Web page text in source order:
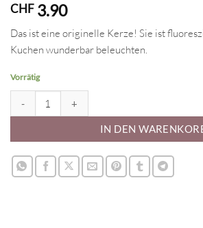
CHF 3.90
Das ist eine originelle Kerze! Sie ist
Kuchen wunderbar beleuchten.
Vorrätig
IN DEN